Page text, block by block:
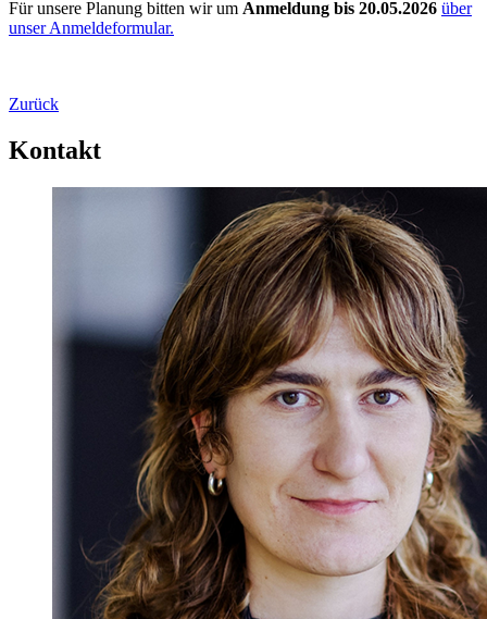
Für unsere Planung bitten wir um Anmeldung bis 20.05.2026 über
unser Anmeldeformular.
Zurück
Kontakt